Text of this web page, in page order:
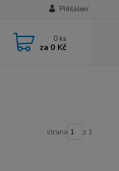
Přihlášení
0 ks
za 0 Kč
strana z 1